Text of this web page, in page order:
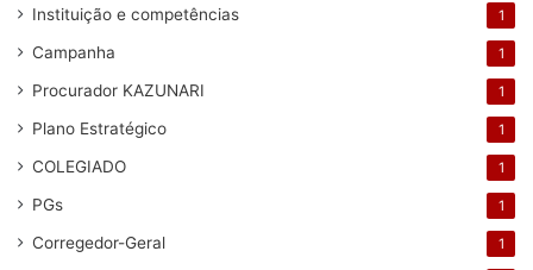
Instituição e competências 1
Campanha 1
Procurador KAZUNARI 1
Plano Estratégico 1
COLEGIADO 1
PGs 1
Corregedor-Geral 1